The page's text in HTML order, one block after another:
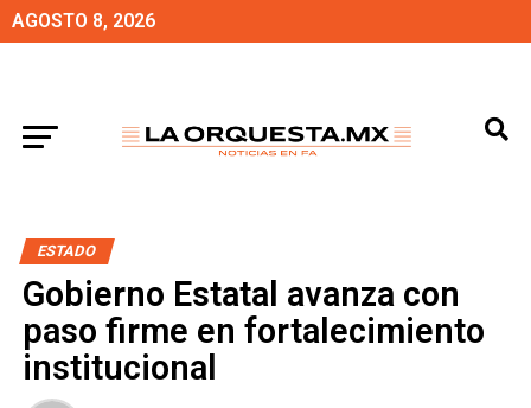
AGOSTO 8, 2026
ESTADO
Gobierno Estatal avanza con
paso firme en fortalecimiento
institucional